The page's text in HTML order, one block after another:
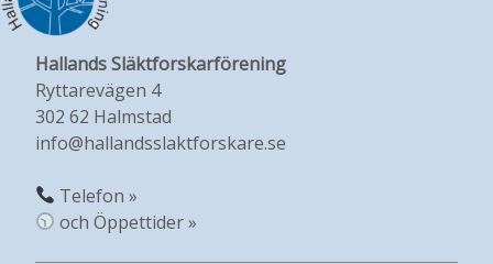
Hallands Släktforskarförening
Ryttarevägen 4
302 62 Halmstad
info@hallandsslaktforskare.se
Telefon »
och Öppettider »